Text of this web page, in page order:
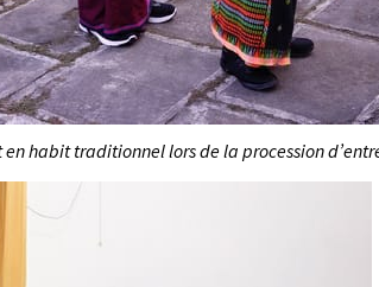
en habit traditionnel lors de la procession